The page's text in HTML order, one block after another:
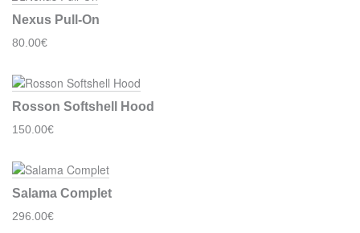
Nexus Pull-On
80.00€
Rosson Softshell Hood
150.00€
Salama Complet
296.00€